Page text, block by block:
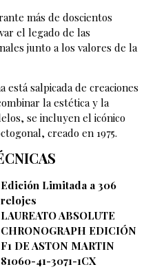
más de doscientos
el legado de las
junto a los valores de la
salpicada de creaciones
la estética y la
se incluyen el icónico
creado en 1975.
Edición Limitada a 306
relojes
LAUREATO ABSOLUTE
CHRONOGRAPH EDICIÓN
F1 DE ASTON MARTIN
81060-41-3071-1CX